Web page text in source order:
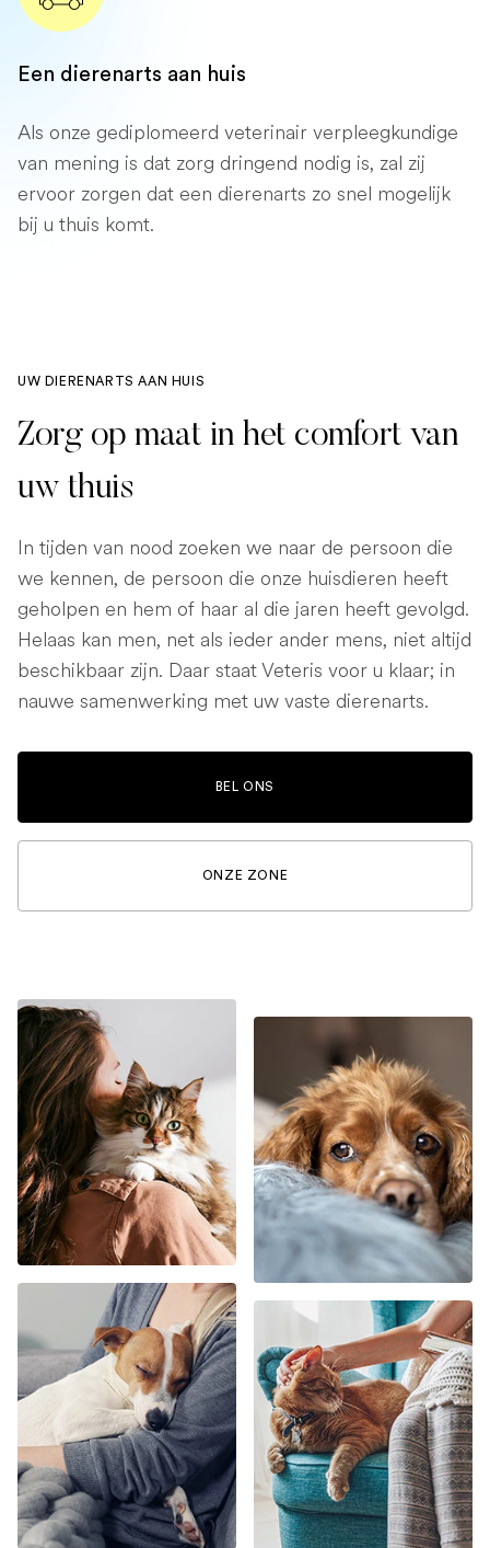
Een dierenarts aan huis
Als onze gediplomeerd veterinair verpleegkundige
van mening is dat zorg dringend nodig is, zal zij
ervoor zorgen dat een dierenarts zo snel mogelijk
bij u thuis komt.
UW DIERENARTS AAN HUIS
Zorg op maat in het comfort van
uw thuis
In tijden van nood zoeken we naar de persoon die
we kennen, de persoon die onze huisdieren heeft
geholpen en hem of haar al die jaren heeft gevolgd.
Helaas kan men, net als ieder ander mens, niet altijd
beschikbaar zijn. Daar staat Veteris voor u klaar; in
nauwe samenwerking met uw vaste dierenarts.
BEL ONS
ONZE ZONE